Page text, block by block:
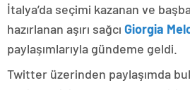
İtalya’da seçimi kazanan ve
hazırlanan aşırı sağcı Giorgia
paylaşımlarıyla gündeme geldi.
Twitter üzerinden paylaşımda